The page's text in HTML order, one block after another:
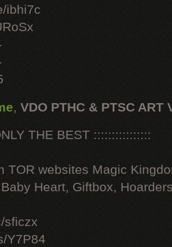
ibhi7c
, VDO PTHC & PTSC ART
THE BEST ::::::::::::::::
TOR websites Magic
Heart, Giftbox,
sficzx
Y7P84